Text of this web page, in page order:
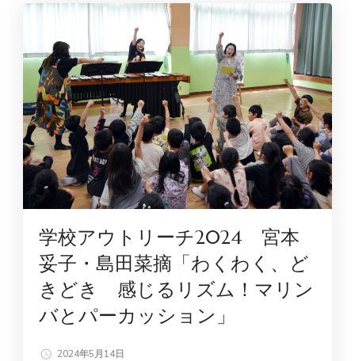
学校アウトリーチ2024 宮本
妥子・島田菜摘「わくわく、ど
きどき 感じるリズム！マリン
バとパーカッション」
2024年5月14日